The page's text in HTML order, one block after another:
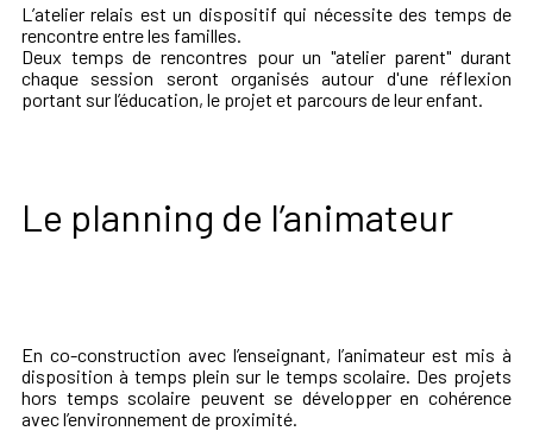
L’atelier relais est un dispositif qui nécessite des temps de
rencontre entre les familles.
Deux temps de rencontres pour un "atelier parent" durant
chaque session seront organisés autour d'une réflexion
portant sur l’éducation, le projet et parcours de leur enfant.
Le planning de l’animateur
En co-construction avec l’enseignant, l’animateur est mis à
disposition à temps plein sur le temps scolaire. Des projets
hors temps scolaire peuvent se développer en cohérence
avec l’environnement de proximité.